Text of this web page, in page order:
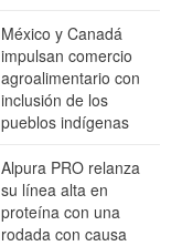
México y Canadá
impulsan comercio
agroalimentario con
inclusión de los
pueblos indígenas
Alpura PRO relanza
su línea alta en
proteína con una
rodada con causa